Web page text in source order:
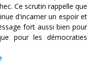
Ce scrutin rappelle que
d'incarner un espoir et
fort aussi bien pour
pour les démocraties